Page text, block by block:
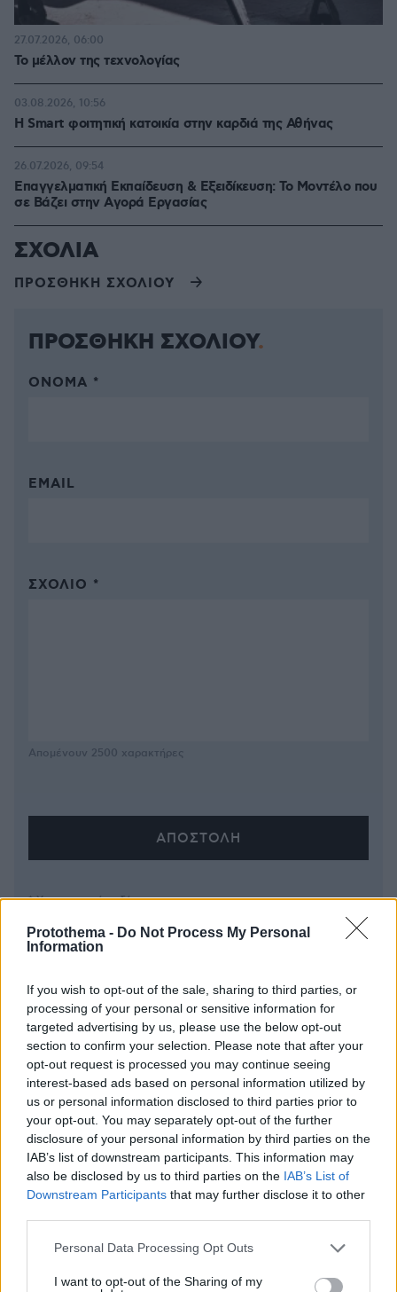
Protothema - Do Not Process My Personal
Information
If you wish to opt-out of the sale, sharing to third parties, or
processing of your personal or sensitive information for
targeted advertising by us, please use the below opt-out
section to confirm your selection. Please note that after your
opt-out request is processed you may continue seeing
interest-based ads based on personal information utilized by
us or personal information disclosed to third parties prior to
your opt-out. You may separately opt-out of the further
disclosure of your personal information by third parties on the
IAB’s list of downstream participants. This information may
also be disclosed by us to third parties on the IAB’s List of
Downstream Participants that may further disclose it to other
Please note that this website/app uses one or more Google
not limited to your visit or usage behaviour. You may click to
Personal Data Processing Opt Outs
I want to opt-out of the Sharing of my
Το μέλλον της τεχνολογίας
27.07.2026, 06:00
Η Smart φοιτητική κατοικία στην καρδιά της Αθήνας
03.08.2026, 10:56
Επαγγελματική Εκπαίδευση & Εξειδίκευση: Το Mοντέλο που
σε Bάζει στην Aγορά Eργασίας
26.07.2026, 09:54
ΣΧΟΛΙΑ
ΠΡΟΣΘΗΚΗ ΣΧΟΛΙΟΥ
ΠΡΟΣΘΗΚΗ ΣΧΟΛΙΟΥ
ΌΝΟΜΑ *
EMAIL
ΣΧΌΛΙΟ *
Απομένουν 2500 χαρακτήρες
* Υποχρεωτικά πεδία
ΡΟΗ ΕΙΔΗΣΕΩΝ
Ειδήσεις Δημοφιλή Σχολιασμένα
Πώς θα καταλάβετε αν ασκείτε παθητική επιθετικότητα
στη σχέση σας
Η Μάντσεστερ Σίτι τα βρήκε με τη Λιλ στα 135
εκατομμύρια ευρώ και αποκτά τον 19χρονο Αγιούμπ
Μπουαντί
πριν 19 λεπτά
Λίβερπουλ: Πρόταση 115 εκατ. ευρώ στην Παρί για τον
πριν 22 λεπτά
3 αξεσουάρ του μπάνιου που δεν πρέπει να